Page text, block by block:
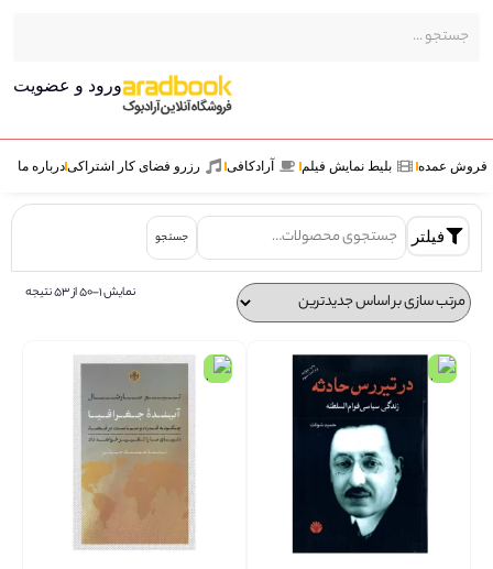
ورود و عضویت
عمده بلیط نمایش فیلم آرادکافی رزرو فضای کار اشتراکی درباره ما
فیلتر جستجو
نمایش 1–50 از 53 نتیجه